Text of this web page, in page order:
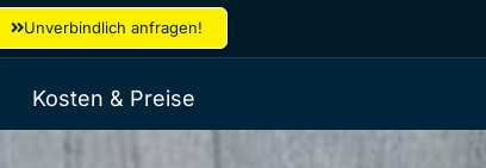
Unverbindlich anfragen!
Kosten & Preise